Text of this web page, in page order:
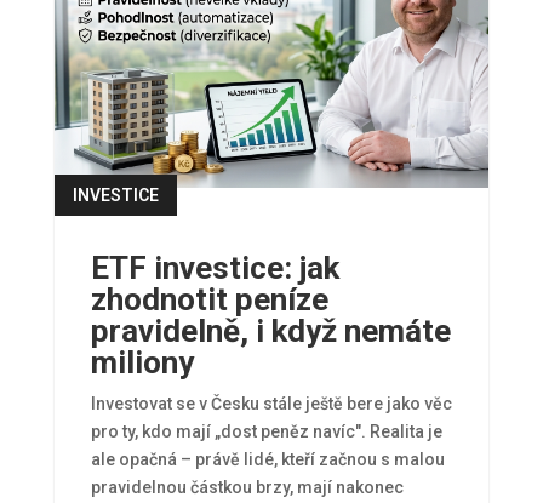
číst více
ETF investice: jak
zhodnotit peníze
pravidelně, i když nemáte
miliony
INVESTICE
Investovat se v Česku stále ještě bere jako věc
pro ty, kdo mají „dost peněz navíc". Realita je
ale opačná – právě lidé, kteří začnou s malou
pravidelnou částkou brzy, mají nakonec